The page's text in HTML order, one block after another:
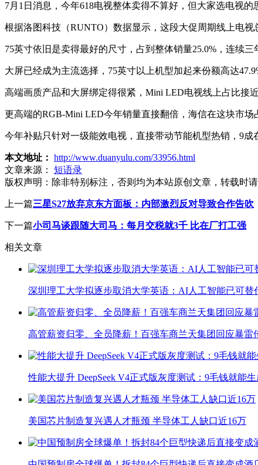
7月1日消息，今年618电视整体卖得不算好，但大家选电视
根据洛图科技（RUNTO）数据显示，这段大促周期线上电视
75英寸依旧是卖得最好的尺寸，占到整体销量25.0%，连续
大屏已经成为主流选择，75英寸以上机型加起来份额高达
高端画质产品和大屏绑定得很紧，Mini LED电视线上占比接
更高端的RGB-Mini LED今年销量直接翻倍，海信在这块市场
今年补贴只针对一级能效电视，直接带动节能机型热销，9
本文地址： http://www.duanyulu.com/33956.html
文章来源：
短语录
版权声明： 除非特别标注，否则均为本站原创文章，转载时
上一篇三星S27放弃京东方面板：内部激烈反对导致合作告吹
下一篇小司马谈跟随大司马：每月交税就3千 比在厂打工强
相关文章
深圳理工大学拟逐步取消大学英语：AI人工智能已可替
高管薪资归零、全员降薪！百强车商兰天集团回应暴雷
性能大提升 DeepSeek V4正式版灰度测试：9毛钱就能
美国芯片制造复兴遇人才瓶颈 半导体工人缺口近16万